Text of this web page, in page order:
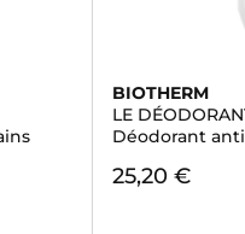
BIOTHERM
LE
Déodorant
25,20 €